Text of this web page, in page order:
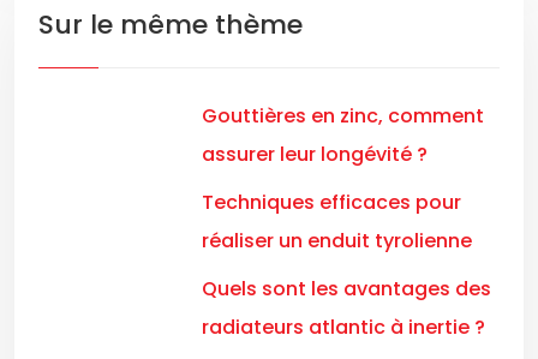
Sur le même thème
Gouttières en zinc, comment
assurer leur longévité ?
Techniques efficaces pour
réaliser un enduit tyrolienne
Quels sont les avantages des
radiateurs atlantic à inertie ?